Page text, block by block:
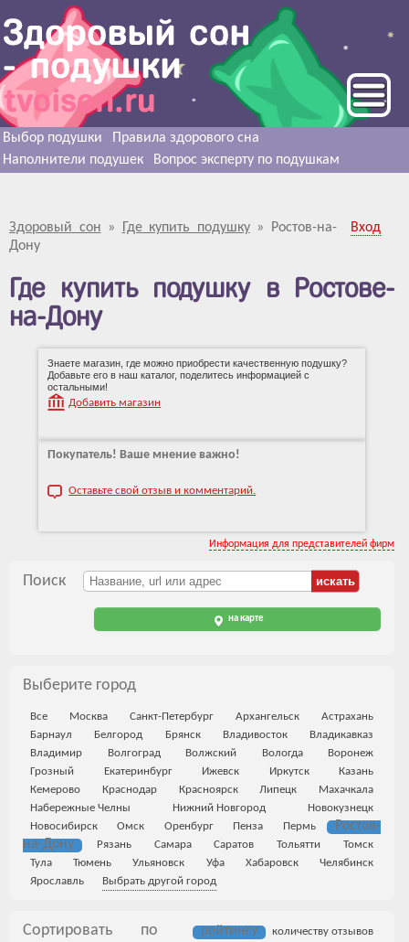
Выбор подушки
Правила здорового сна
Наполнители подушек
Вопрос эксперту по подушкам
Здоровый сон » Где купить подушку»
Ростов-на-
Дону
Вход
Где купить подушку в Ростове-
на-Дону
Знаете магазин, где можно приобрести качественную подушку?
Добавьте его в наш каталог, поделитесь информацией с
остальными!
Добавить магазин
Покупатель! Ваше мнение важно!
Оставьте свой отзыв и комментарий.
Информация для представителей фирм
Поиск
на карте
Выберите город
Все Москва Санкт-Петербург Архангельск
Астрахань
Барнаул
Белгород Брянск Владивосток
Владикавказ
Владимир
Волгоград Волжский Вологда
Воронеж
Грозный
Екатеринбург Ижевск Иркутск
Казань
Кемерово
Краснодар Красноярск Липецк
Махачкала
Набережные Челны
Нижний Новгород
Новокузнецк
Новосибирск
Омск Оренбург Пенза Пермь
Ростов-
на-Дону
Рязань Самара Саратов Тольятти
Томск
Тула
Тюмень Ульяновск Уфа Хабаровск
Челябинск
Ярославль
Выбрать другой город
Сортировать по рейтингу
количеству отзывов